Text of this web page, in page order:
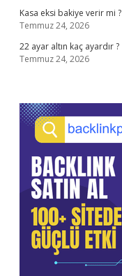
Kasa eksi bakiye verir mi ?
Temmuz 24, 2026
22 ayar altın kaç ayardır ?
Temmuz 24, 2026